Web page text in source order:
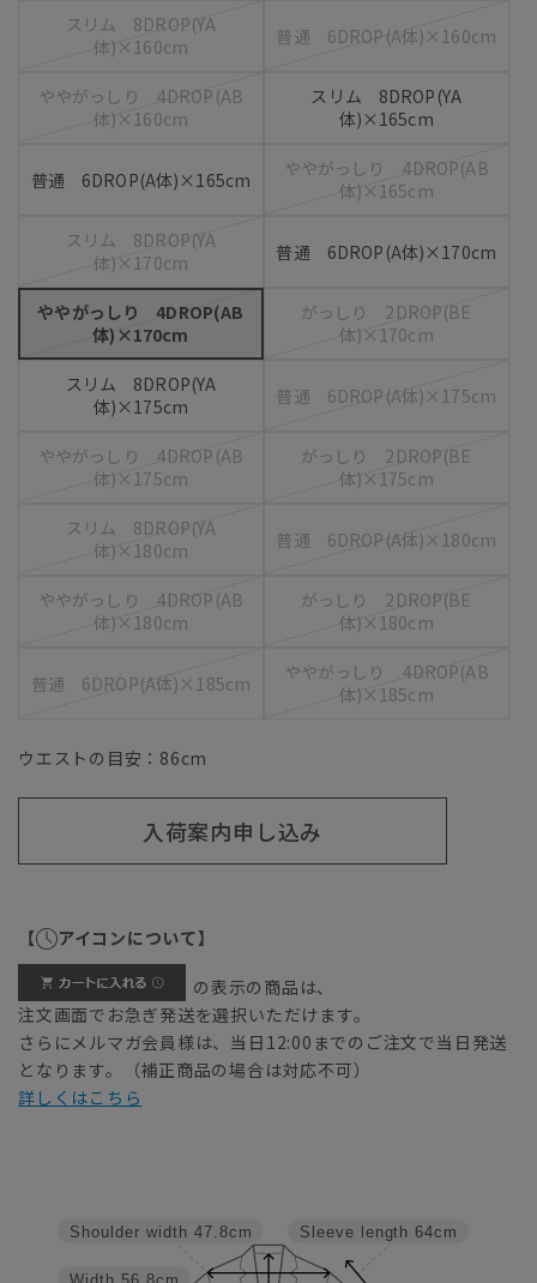
スリム 8DROP(YA
体)×160cm
普通 6DROP(A体)×160cm
ややがっしり 4DROP(AB
体)×160cm
スリム 8DROP(YA
体)×165cm
普通 6DROP(A体)×165cm
ややがっしり 4DROP(AB
体)×165cm
スリム 8DROP(YA
体)×170cm
普通 6DROP(A体)×170cm
ややがっしり 4DROP(AB
体)×170cm
がっしり 2DROP(BE
体)×170cm
スリム 8DROP(YA
体)×175cm
普通 6DROP(A体)×175cm
ややがっしり 4DROP(AB
体)×175cm
がっしり 2DROP(BE
体)×175cm
スリム 8DROP(YA
体)×180cm
普通 6DROP(A体)×180cm
ややがっしり 4DROP(AB
体)×180cm
がっしり 2DROP(BE
体)×180cm
普通 6DROP(A体)×185cm
ややがっしり 4DROP(AB
体)×185cm
ウエストの目安： 86cm
入荷案内申し込み
【 アイコンについて】
の表示の商品は、
注文画面でお急ぎ発送を選択いただけます。
さらにメルマガ会員様は、当日12:00までのご注文で当日発送
となります。（補正商品の場合は対応不可）
詳しくはこちら
Sleeve length 64cm
Shoulder width 47.8cm